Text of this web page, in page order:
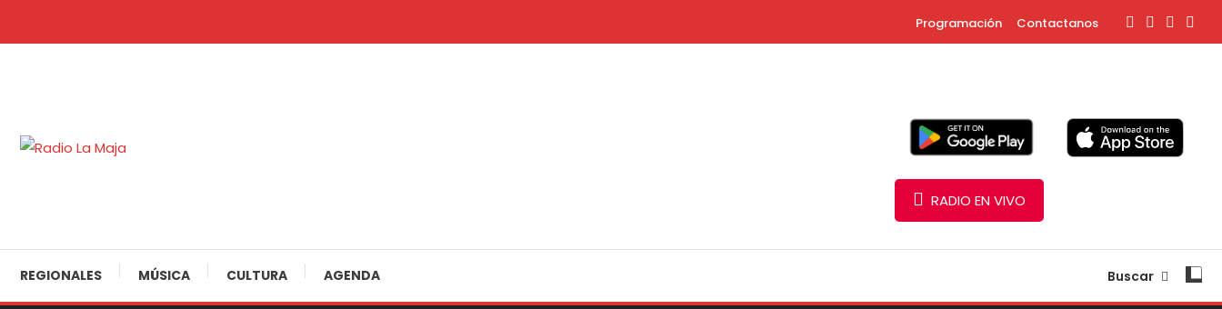
Programación Contactanos
RADIO EN VIVO
REGIONALES MÚSICA CULTURA AGENDA Buscar